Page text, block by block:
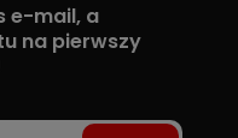
e-mail, a
na pierwszy